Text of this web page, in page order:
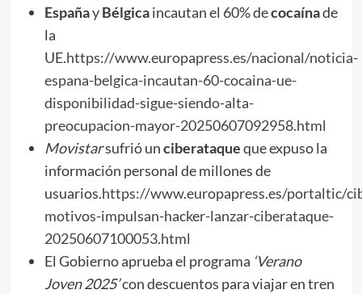
EspañayBélgicaincautan el 60% decocaínade
la
UE.https://www.europapress.es/nacional/noticia-
espana-belgica-incautan-60-cocaina-ue-
disponibilidad-sigue-siendo-alta-
preocupacion-mayor-20250607092958.html
Movistarsufrió unciberataqueque expuso la
información personal de millones de
usuarios.https://www.europapress.es/portaltic/
motivos-impulsan-hacker-lanzar-ciberataque-
20250607100053.html
El Gobierno aprueba el programa ‘Verano
Joven 2025’con descuentos para viajar en tren